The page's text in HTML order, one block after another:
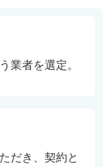
業者を選定。
だき、契約と